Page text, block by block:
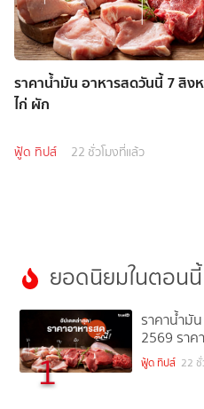
ราคาน้ำมัน อาหารสดวันนี้ 7 สิง
ไก่ ผัก
ฟู้ด ทิปส์ 22 ชั่วโมงที่แล้ว
ยอดนิยมในตอนนี้
1
ราคาน้ำมั
2569 ราค
ฟู้ด ทิปส์ 22 ชั่